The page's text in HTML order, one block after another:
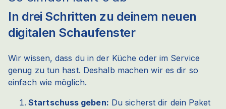
In drei Schritten zu deinem neuen
digitalen Schaufenster
Wir wissen, dass du in der Küche oder im Service
genug zu tun hast. Deshalb machen wir es dir so
einfach wie möglich.
Startschuss geben: Du sicherst dir dein Paket